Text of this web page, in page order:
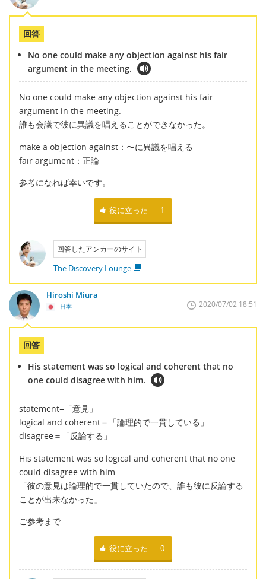
回答
No one could make any objection against his fair
argument in the meeting.
No one could make any objection against his fair
argument in the meeting.
誰も会議で彼に異議を唱えることができなかった。
make a objection against：〜に異議を唱える
fair argument：正論
参考になれば幸いです。
役に立った 1
回答したアンカーのサイト
The Discovery Lounge
Hiroshi Miura
日本 2020/07/02 18:51
回答
His statement was so logical and coherent that no
one could disagree with him.
statement=「意見」
logical and coherent＝「論理的で一貫している」
disagree＝「反論する」
His statement was so logical and coherent that no one
could disagree with him.
「彼の意見は論理的で一貫していたので、誰も彼に反論する
ことが出来なかった」
ご参考まで
役に立った 0